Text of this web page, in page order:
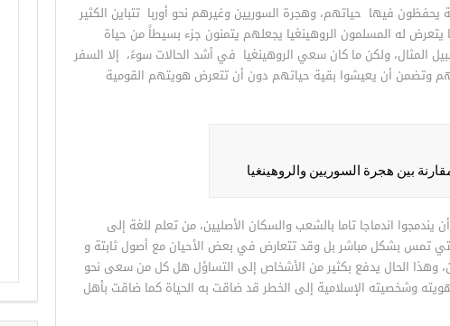
يحفظون فيها حياتهم، وهجرة السوريين وغيرهم نحو أوربا تتباين الكثير
له المسلمون الروهينغيا يجعلهم يتمنون جزء بسيطاً من حياة
المثال، ولكن ما كان سعي الروهينغيا في أشد الحالات سوءً، إلا السفر
وتضمن أن يعيشوا بقية حياتهم دون أن تتعرض هويتهم القومية
بين هجرة السوريين والروهينغيا
يندمجوا اندماجا تاما بالشعب والسكان الأصليين، من تعلم للغة إلى
والتي تمس بشكل مباشر بل وقد تتعارض في بعض الأحيان مع أصول ثابتة و
وهذا الحال يدفع بكثير من الأشخاص إلى التساؤل هل كل من سعى نحو
وشخصيته الإسلامية إلى الخطر قد ضاقت به الحياة كما ضاقت بأهل